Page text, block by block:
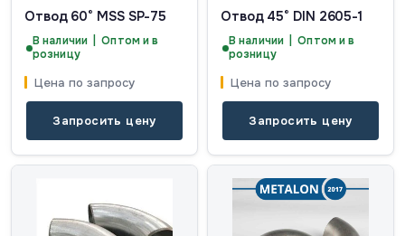
Отвод 60° MSS SP-75
В наличии | Оптом и в
розницу
Цена по запросу
Запросить цену
Отвод 45° DIN 2605-1
В наличии | Оптом и в
розницу
Цена по запросу
Запросить цену